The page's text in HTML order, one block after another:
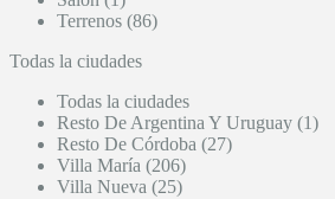
Terrenos (86)
Todas la ciudades
Todas la ciudades
Resto De Argentina Y Uruguay (1)
Resto De Córdoba (27)
Villa María (206)
Villa Nueva (25)